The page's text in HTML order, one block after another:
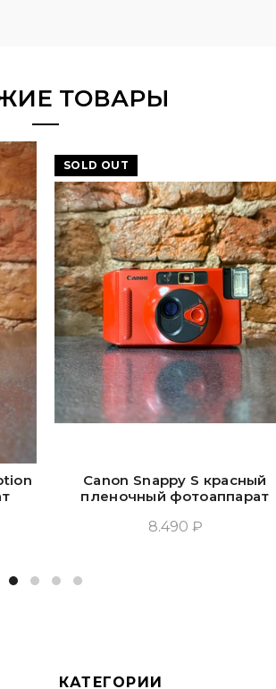
ТОВАРЫ
SOLD OUT
Canon Snappy S красный
пленочный фотоаппарат
8.490 ₽
КАТЕГОРИИ